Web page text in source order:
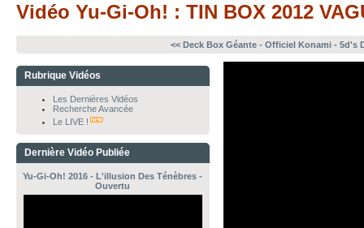
Vidéo Yu-Gi-Oh! : TIN BOX 2012
<< Deck Box Géante - Officiel Konami - 5d's
Rubrique Vidéos
Les Dernières Vidéos
Recherche Avancée
Le LIVE !
Dernière Vidéo Publiée
Yu-Gi-Oh! 2016 - L'illusion Des Ténèbres -
Ouvertu